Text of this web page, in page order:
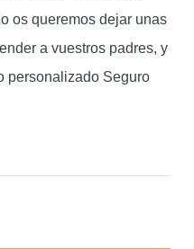
os queremos dejar unas
a vuestros padres, y
personalizado Seguro